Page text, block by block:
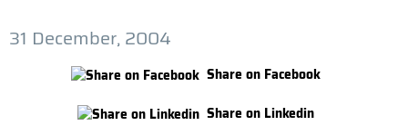
31 December, 2004
Share on Facebook
Share on Linkedin